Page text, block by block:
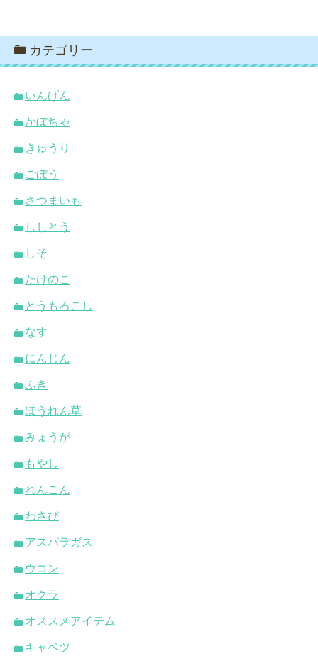
カテゴリー
いんげん
かぼちゃ
きゅうり
ごぼう
さつまいも
ししとう
しそ
たけのこ
とうもろこし
なす
にんじん
ふき
ほうれん草
みょうが
もやし
れんこん
わさび
アスパラガス
ウコン
オクラ
オススメアイテム
キャベツ